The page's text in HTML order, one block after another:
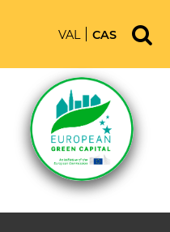
VAL CAS